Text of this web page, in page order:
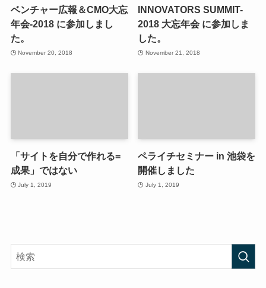
ベンチャー広報＆CMO大忘
年会-2018 に参加しまし
た。
November 20, 2018
INNOVATORS SUMMIT-
2018 大忘年会 に参加しま
した。
November 21, 2018
「サイトを自分で作れる=
成果」ではない
July 1, 2019
ペライチセミナー in 池袋を
開催しました
July 1, 2019